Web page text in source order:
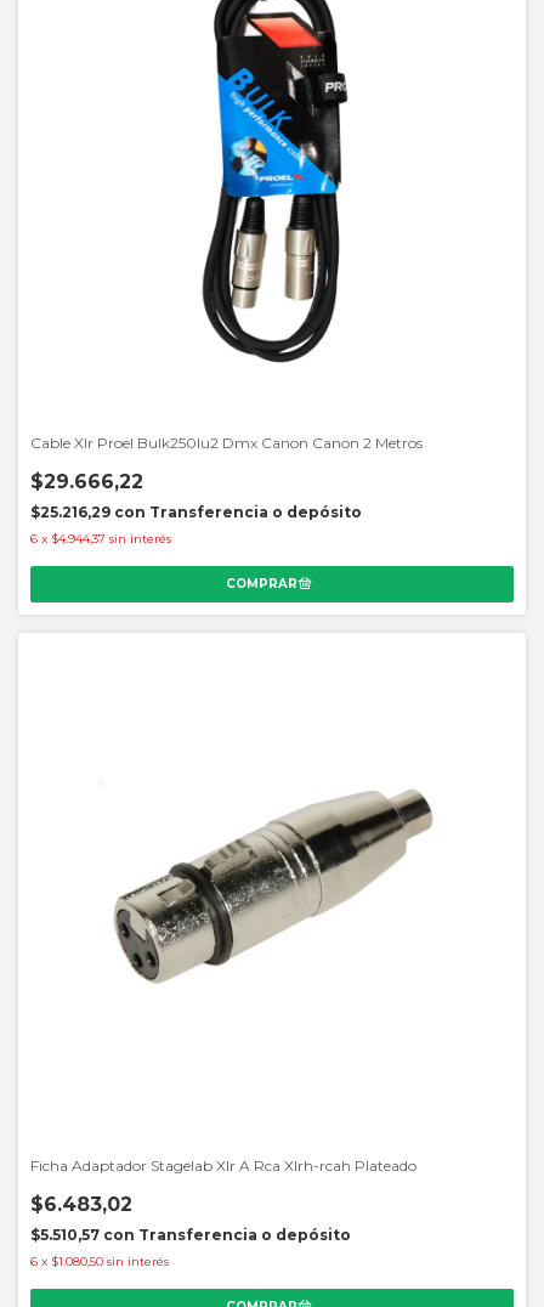
Cable Xlr Proel Bulk250lu2 Dmx Canon Canon 2 Metros
$29.666,22
$25.216,29 con Transferencia o depósito
6 x $4.944,37 sin interés
Ficha Adaptador Stagelab Xlr A Rca Xlrh-rcah Plateado
$6.483,02
$5.510,57 con Transferencia o depósito
6 x $1.080,50 sin interés